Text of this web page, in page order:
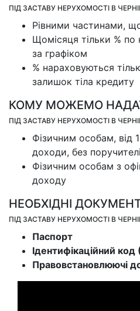
ПІД ЗАСТАВУ НЕРУХОМОСТІ В
Рівними частинами,
Щомісяця тільки % по
за графіком
% нараховуються
залишок тіла кредиту
КОМУ МОЖЕМО
ПІД ЗАСТАВУ НЕРУХОМОСТІ В
Фізичним особам, від
доходи, без
Фізичним особам з
доходу
НЕОБХІДНІ
ПІД ЗАСТАВУ НЕРУХОМОСТІ В
Паспорт
Ідентифікаційний код
Правовстановлюючі